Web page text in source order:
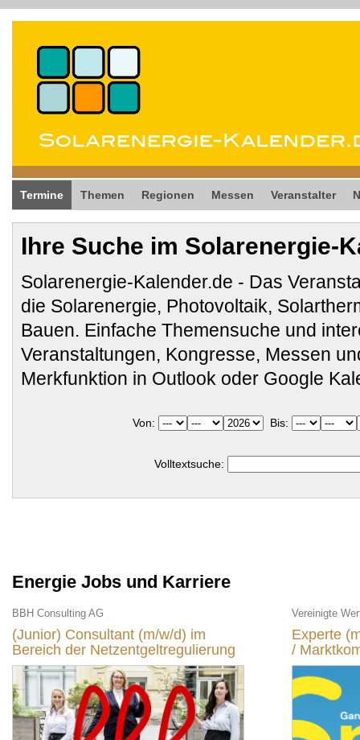
Termine Themen Regionen Messen Veranstalter
Ihre Suche im Solarenergie-
Solarenergie-Kalender.de - Das
die Solarenergie, Photovoltaik,
Bauen. Einfache Themensuche und
Veranstaltungen, Kongresse, Messen
Merkfunktion in Outlook oder Google
Von: Bis:
Volltextsuche:
Energie Jobs und Karriere
BBH Consulting AG
(Junior) Consultant (m/w/d) im
Bereich der Netzentgeltregulierung
Vereinigte
Experte
/